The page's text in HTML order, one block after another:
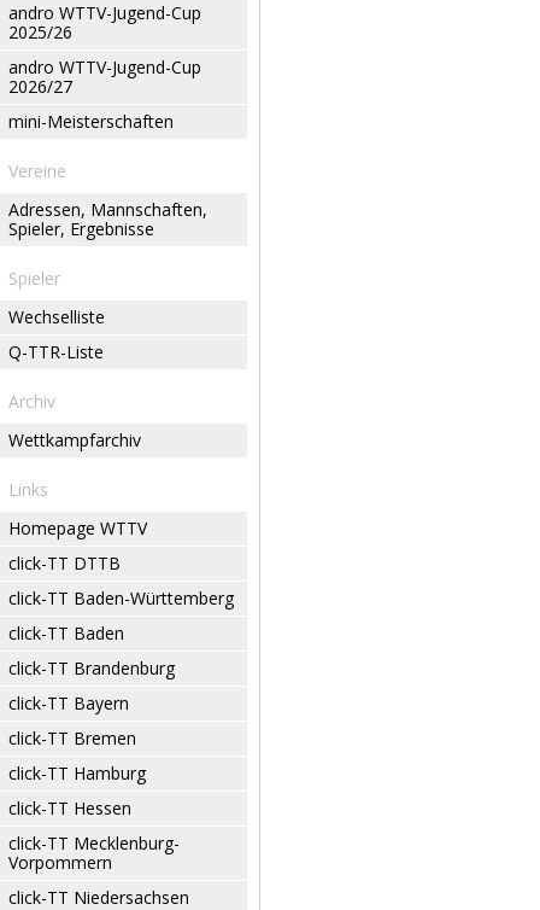
andro WTTV-Jugend-Cup
2025/26
andro WTTV-Jugend-Cup
2026/27
mini-Meisterschaften
Vereine
Adressen, Mannschaften,
Spieler, Ergebnisse
Spieler
Wechselliste
Q-TTR-Liste
Archiv
Wettkampfarchiv
Links
Homepage WTTV
click-TT DTTB
click-TT Baden-Württemberg
click-TT Baden
click-TT Brandenburg
click-TT Bayern
click-TT Bremen
click-TT Hamburg
click-TT Hessen
click-TT Mecklenburg-
Vorpommern
click-TT Niedersachsen